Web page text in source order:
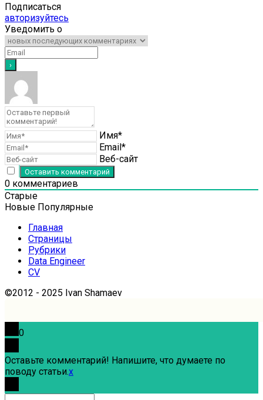
Подписаться
авторизуйтесь
Уведомить о
Имя*
Email*
Веб-сайт
0 комментариев
Старые
Новые Популярные
Главная
Страницы
Рубрики
Data Engineer
CV
©2012 - 2025 Ivan Shamaev
0
Оставьте комментарий! Напишите, что думаете по
поводу статьи.x